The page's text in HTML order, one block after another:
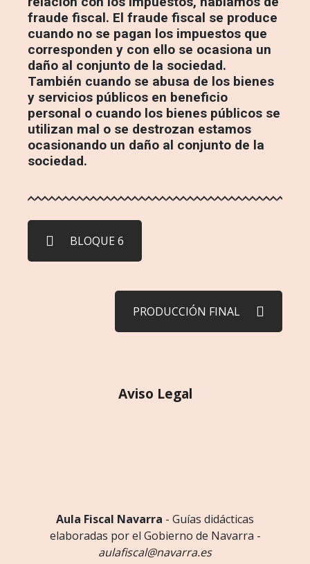
fraude fiscal. El fraude fiscal se produce
cuando no se pagan los impuestos que
corresponden y con ello se ocasiona un
daño al conjunto de la sociedad.
También cuando se abusa de los bienes
y servicios públicos en beneficio
personal o cuando los bienes públicos se
utilizan mal o se destrozan estamos
ocasionando un daño al conjunto de la
sociedad.
BLOQUE 6
PRODUCCIÓN FINAL
Aviso Legal
Aula Fiscal Navarra - Guías didácticas
elaboradas por el Gobierno de Navarra -
aulafiscal@navarra.es